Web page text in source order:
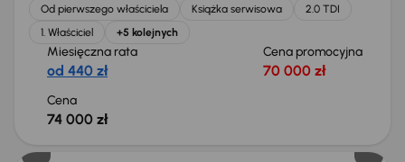
Od pierwszego właściciela Książka serwisowa
2.0 TDI
1. Właściciel
+5 kolejnych
Miesięczna rata
od 440 zł
Cena promocyjna
70 000 zł
Cena
74 000 zł